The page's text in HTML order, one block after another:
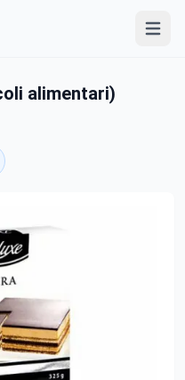
alimentari)